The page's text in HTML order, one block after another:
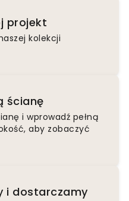
projekt
kolekcji
ścianę
i wprowadź pełną
aby zobaczyć
i dostarczamy